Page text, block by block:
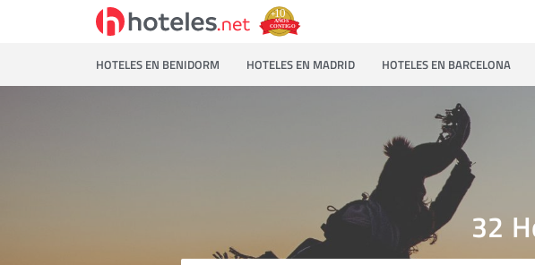
HOTELES EN BENIDORM HOTELES EN MADRID HOTELES EN BARCELONA
32